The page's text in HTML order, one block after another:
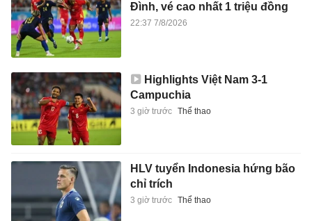
Đình, vé cao nhất 1 triệu đồng
22:37 7/8/2026
Highlights Việt Nam 3-1
Campuchia
3 giờ trước Thể thao
HLV tuyển Indonesia hứng bão
chỉ trích
3 giờ trước Thể thao